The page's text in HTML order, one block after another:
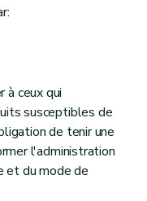
à ceux qui
susceptibles de
de tenir une
l'administration
et du mode de